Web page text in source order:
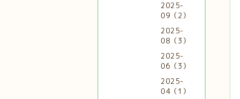
2025-
09（2）
2025-
08（3）
2025-
06（3）
2025-
04（1）